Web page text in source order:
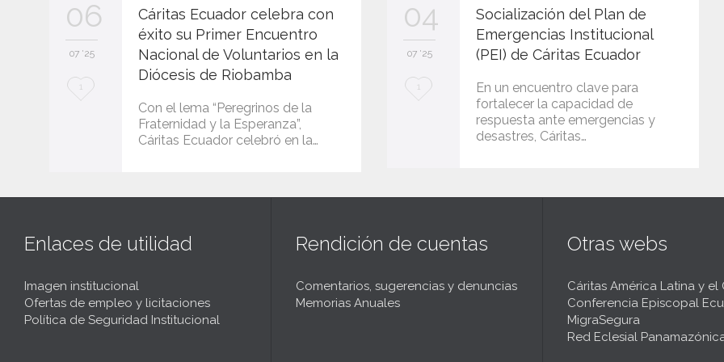
06
07 '25
L1
Cáritas Ecuador celebra con
éxito su Primer Encuentro
Nacional de Voluntarios en la
Diócesis de Riobamba
Con el lema “Peregrinos de la
Fraternidad y la Esperanza”,
Cáritas Ecuador celebró en la…
04
07 '25
L1
Socialización del Plan de
Emergencias Institucional
(PEI) de Cáritas Ecuador
En un encuentro clave para
fortalecer la capacidad de
respuesta ante emergencias y
desastres, Cáritas…
Enlaces de utilidad
Imagen institucional
Ofertas de empleo y licitaciones
Política de Seguridad Institucional
Rendición de cuentas
Comentarios, sugerencias y denuncias
Memorias Anuales
Otras webs
Cáritas América Latina y el
Conferencia Episcopal
MigraSegura
Red Eclesial